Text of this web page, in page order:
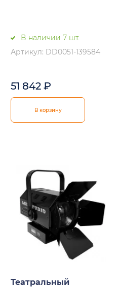
В наличии 7 шт.
Артикул: DD0051-139584
51 842 ₽
В корзину
Театральный